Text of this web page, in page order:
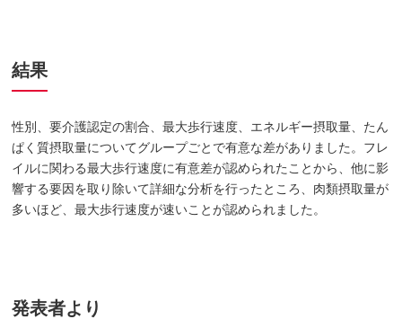
結果
性別、要介護認定の割合、最大歩行速度、エネルギー摂取量、たん
ぱく質摂取量についてグループごとで有意な差がありました。フレ
イルに関わる最大歩行速度に有意差が認められたことから、他に影
響する要因を取り除いて詳細な分析を行ったところ、肉類摂取量が
多いほど、最大歩行速度が速いことが認められました。
発表者より